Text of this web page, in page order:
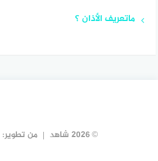
ماتعريف الأذان ؟
© 2026 شاهد من تطوير: